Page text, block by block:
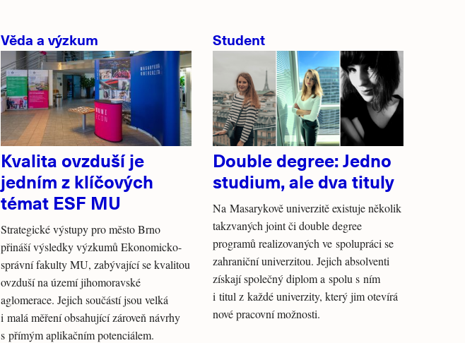
Věda a výzkum
Kvalita ovzduší je
jedním z klíčových
témat ESF MU
Strategické výstupy pro město Brno
přináší výsledky výzkumů Ekonomicko-
správní fakulty MU, zabývající se kvalitou
ovzduší na území jihomoravské
aglomerace. Jejich součástí jsou velká
i malá měření obsahující zároveň návrhy
s přímým aplikačním potenciálem.
Student
Double degree: Jedno
studium, ale dva tituly
Na Masarykově univerzitě existuje několik
takzvaných joint či double degree
programů realizovaných ve spolupráci se
zahraniční univerzitou. Jejich absolventi
získají společný diplom a spolu s ním
i titul z každé univerzity, který jim otevírá
nové pracovní možnosti.